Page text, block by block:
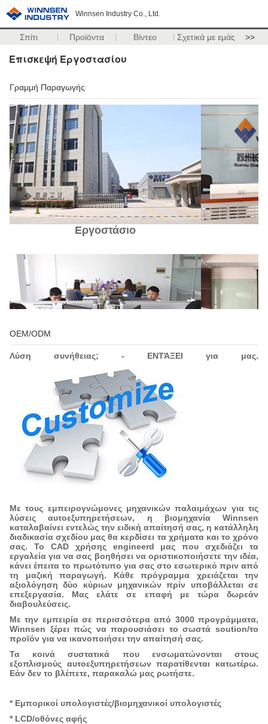
Winnsen Industry Co., Ltd.
Σπίτι Προϊόντα Βίντεο Σχετικά με εμάς >>
Επισκεψή Εργοστασίου
Γραμμή Παραγωγής
Εργοστάσιο
Διεθνές τμήμα πωλήσεων
Τμήμα μηχανολόγου μηχανικού Τμήμα
Ηλεκτρονικό τμήμα εφαρμοσμένης
μηχανικής
OEM/ODM
Λύση συνήθειας; - ΕΝΤΆΞΕΙ για μας.
Με τους εμπειρογνώμονες μηχανικών παλαιμάχων για τις
λύσεις αυτοεξυπηρετήσεων, η βιομηχανία Winnsen
καταλαβαίνει εντελώς την ειδική απαίτησή σας, η κατάλληλη
διαδικασία σχεδίου μας θα κερδίσει τα χρήματα και το χρόνο
σας. Το CAD χρήσης engineerd μας που σχεδιάζει τα
εργαλεία για να σας βοηθήσει να οριστικοποιήσετε την ιδέα,
κάνει έπειτα το πρωτότυπο για σας στο εσωτερικό πριν από
τη μαζική παραγωγή. Κάθε πρόγραμμα χρειάζεται την
αξιολόγηση δύο κύριων μηχανικών πρίν υποβάλλεται σε
επεξεργασία. Μας ελάτε σε επαφή με τώρα δωρεάν
διαβουλεύσεις.
Με την εμπειρία σε περισσότερα από 3000 προγράμματα,
Winnsen ξέρει πώς να παρουσιάσει το σωστά soution/το
προϊόν για να ικανοποιήσει την απαίτησή σας.
Τα κοινά συστατικά που ενσωματώνονται στους
εξοπλισμούς αυτοεξυπηρετήσεων παρατίθενται κατωτέρω.
Εάν δεν το βλέπετε, παρακαλώ μας ρωτήστε.
* Εμπορικοί υπολογιστές/βιομηχανικοί υπολογιστές
* LCD/οθόνες αφής